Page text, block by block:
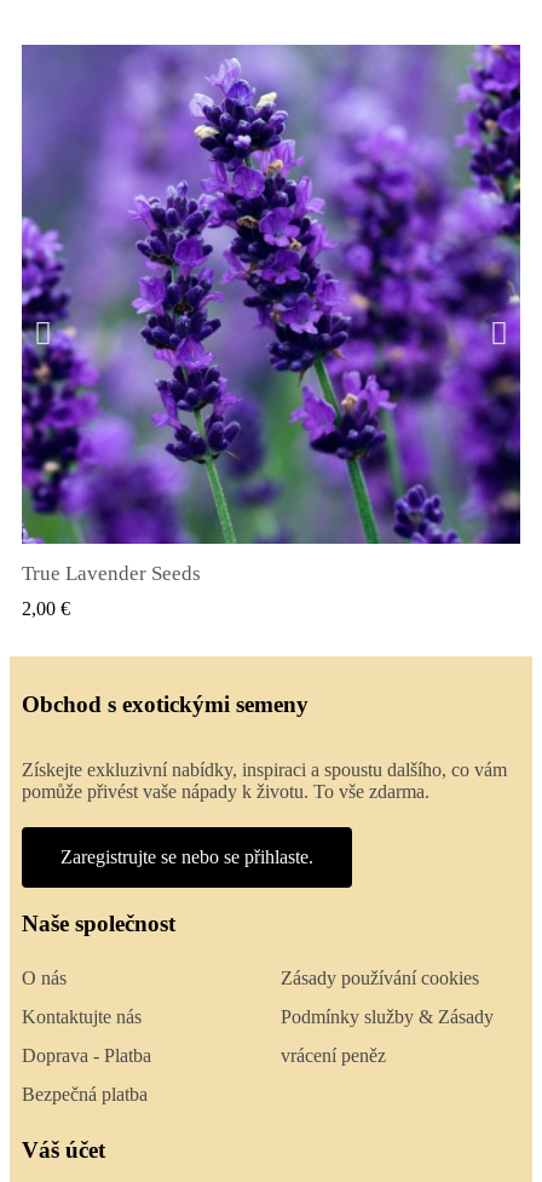
True Lavender Seeds
2,00 €
Obchod s exotickými semeny
Získejte exkluzivní nabídky, inspiraci a spoustu dalšího, co vám
pomůže přivést vaše nápady k životu. To vše zdarma.
Zaregistrujte se nebo se přihlaste.
Naše společnost
O nás
Kontaktujte nás
Doprava - Platba
Bezpečná platba
Zásady používání cookies
Podmínky služby & Zásady
vrácení peněz
Váš účet